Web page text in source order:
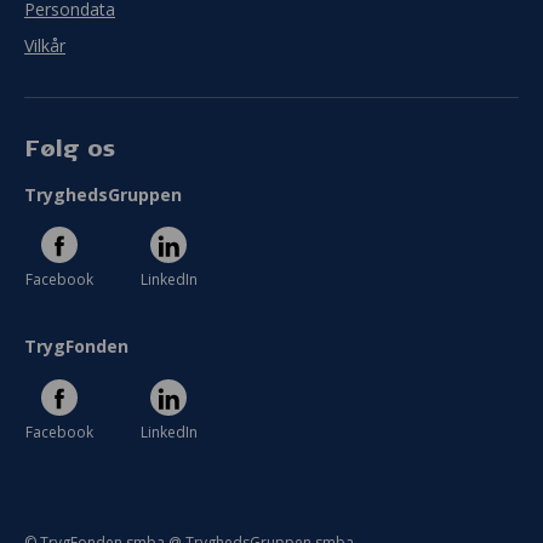
Persondata
Vilkår
Følg os
TryghedsGruppen
Facebook LinkedIn
TrygFonden
Facebook LinkedIn